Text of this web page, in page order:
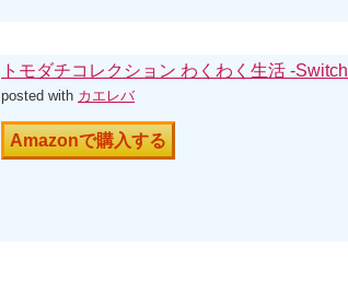
トモダチコレクション わくわく生活 -Switch
posted with カエレバ
Amazonで購入する